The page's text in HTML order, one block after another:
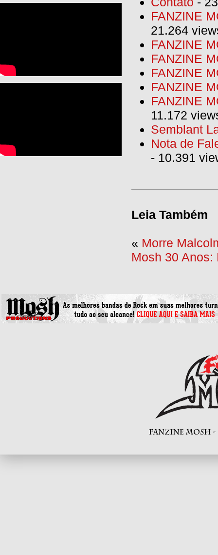
FANZINE
21.264
FANZINE
FANZINE
FANZINE
FANZINE
FANZINE
11.172
Semblant
Nota de
- 10.391
Leia Também
« Morre
Mosh 30